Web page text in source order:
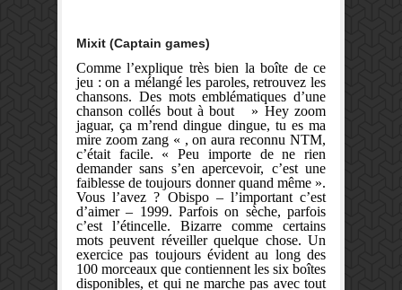
Mixit (Captain games)
Comme l’explique très bien la boîte de ce
jeu : on a mélangé les paroles, retrouvez les
chansons. Des mots emblématiques d’une
chanson collés bout à bout » Hey zoom
jaguar, ça m’rend dingue dingue, tu es ma
mire zoom zang « , on aura reconnu NTM,
c’était facile. « Peu importe de ne rien
demander sans s’en apercevoir, c’est une
faiblesse de toujours donner quand même ».
Vous l’avez ? Obispo – l’important c’est
d’aimer – 1999. Parfois on sèche, parfois
c’est l’étincelle. Bizarre comme certains
mots peuvent réveiller quelque chose. Un
exercice pas toujours évident au long des
100 morceaux que contiennent les six boîtes
disponibles, et qui ne marche pas avec tout